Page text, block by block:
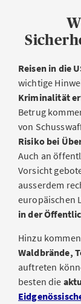
Reisen in die
wichtige
Kriminalität
Betrug
von
Risiko bei
Auch an
Vorsicht
ausserdem
europäischen
in der
Hinzu kommen
Waldbrände,
auftreten
besten die